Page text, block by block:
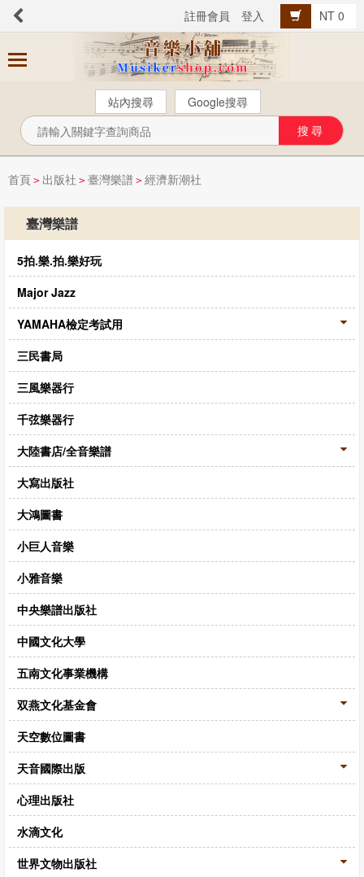
註冊會員 登入 NT 0
站內搜尋 Google搜尋
商
品
芬貝爾【中文版】
西樂曲譜
音樂叢書
Popular流行音樂
音樂考級
教材教具
樂器配件
總譜、樂團譜、爵士樂
CD‧DVD
禮品專區
出版社
日本樂譜
音樂繪本・故事
114年全國音樂比賽指定曲
中國民樂
首頁 > 出版社 > 臺灣樂譜 > 經濟新潮社
臺灣樂譜
5拍.樂.拍.樂好玩
Major Jazz
YAMAHA檢定考試用
三民書局
三風樂器行
千弦樂器行
大陸書店/全音樂譜
大寫出版社
大鴻圖書
小巨人音樂
小雅音樂
中央樂譜出版社
中國文化大學
五南文化事業機構
双燕文化基金會
天空數位圖書
天音國際出版
心理出版社
水滴文化
世界文物出版社